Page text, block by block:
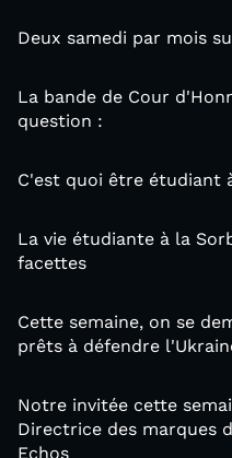
Deux samedi par mois
La bande de Cour
question :
C'est quoi être étudiant
La vie étudiante à la
facettes
Cette semaine, on se
prêts à défendre
Notre invitée cette
Directrice des marques
Echos